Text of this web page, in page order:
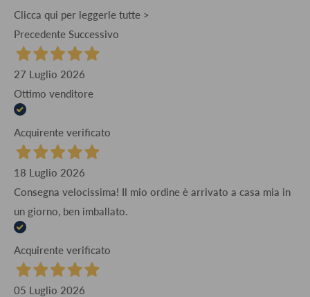
Clicca qui per leggerle tutte >
Precedente Successivo
27 Luglio 2026
Ottimo venditore
Acquirente verificato
18 Luglio 2026
Consegna velocissima! Il mio ordine è arrivato a casa mia in
un giorno, ben imballato.
Acquirente verificato
05 Luglio 2026